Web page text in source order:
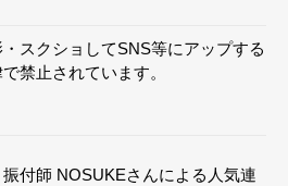
スクショしてSNS等にアップする
禁止されています。
振付師 NOSUKEさんによる人気連